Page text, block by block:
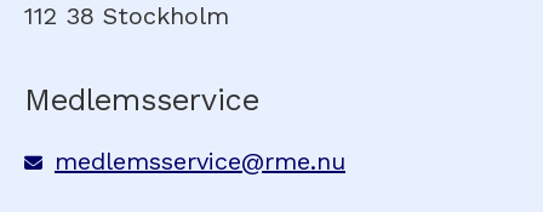
112 38 Stockholm
Medlemsservice
medlemsservice@rme.nu